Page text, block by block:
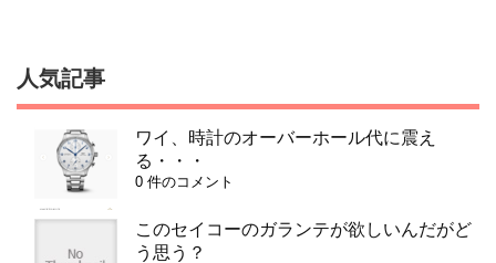
人気記事
ワイ、時計のオーバーホール代に震え
る・・・
0 件のコメント
このセイコーのガランテが欲しいんだがど
う思う？